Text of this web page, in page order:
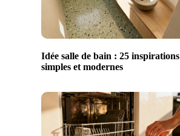
Idée salle de bain : 25 inspirations
simples et modernes